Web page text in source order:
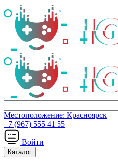
Местоположение: Красноярск
+7 (967) 555 41 55
Войти
Каталог